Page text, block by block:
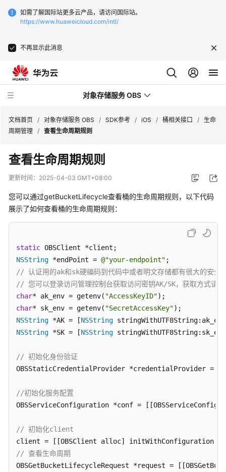
如需了解国际站更多云产品，请访问国际站。
https://www.huaweicloud.com/intl/
不再显示此消息
对象存储服务 OBS
最
新
动
服
产
品
介
绍
计
费
明
速
用
户
指
南
文档首页 / 对象存储服务 OBS / SDK参考 / iOS / 桶相关接口 /
生命
周期管理 / 查看生命周期规则
查看生命周期规则
更新时间： 2025-04-03 GMT+08:00
您可以通过getBucketLifecycle查看桶的生命周期规则，以下代码
展示了如何查看桶的生命周期规则：
static
NSString *endPoint = @"your-endpoint"
// 认证用的ak和sk硬编码到代码中或者明文存储都有很大的安全
// 您可以登录访问管理控制台获取访问密钥AK/SK，获取方
char* ak_env = getenv( "AccessKeyID"
char* sk_env = getenv( "SecretAccessKey"
NSString *AK = [NSString
NSString *SK = [NSString
// 初始化身份验证
OBSStaticCredentialProvider *credentialProvider =
//初始化服务配置
OBSServiceConfiguration *conf =
// 初始化client
// 查看生命周期
OBSGetBucketLifecycleRequest *request =